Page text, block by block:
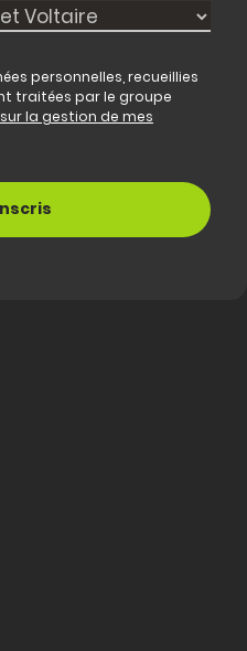
personnelles, recueillies
traitées par le groupe
la gestion de mes